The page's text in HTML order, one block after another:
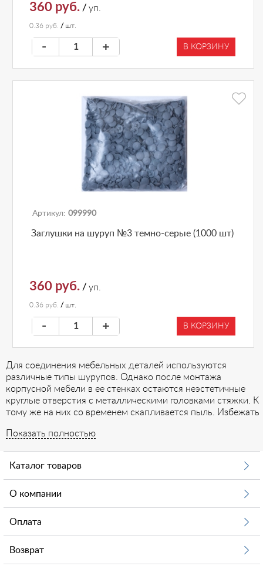
360 руб. / уп.
0.36 руб. / шт.
- + В КОРЗИНУ
Артикул: 099990
Заглушки на шуруп №3 темно-серые (1000 шт)
360 руб. / уп.
0.36 руб. / шт.
- + В КОРЗИНУ
Для соединения мебельных деталей используются
различные типы шурупов. Однако после монтажа
корпусной мебели в ее стенках остаются неэстетичные
круглые отверстия с металлическими головками стяжки. К
тому же на них со временем скапливается пыль. Избежать
помощью специальных заглушек на шуруп. Такие заглушки
помощью ножки «грибка» заглушку надежно фиксируют в
четырехгранном отверстии шурупа, а плоская или
немного выпуклая шляпка сливается с поверхностью.
Установка заглушек возможна вручную, извлечение
производят с помощью острого плоского инструмента –
Изготовленные из прочного пластика, они выпускаются в
Показать полностью
Каталог товаров
О компании
Оплата
Возврат